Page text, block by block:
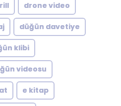
drone video
düğün davetiye
klibi
videosu
e kitap